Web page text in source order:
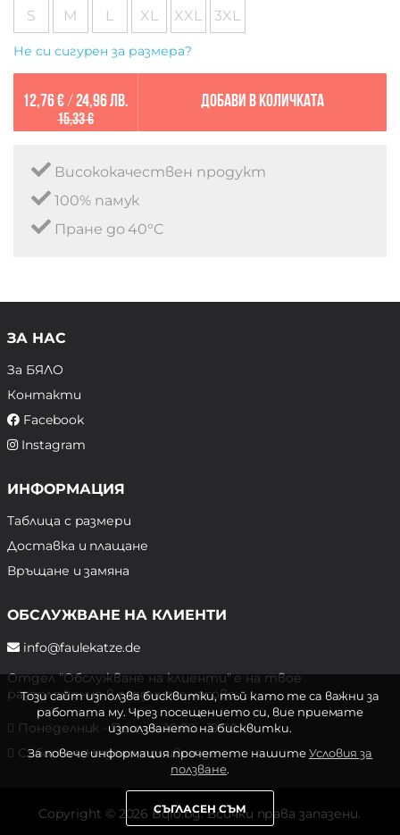
S M L XL XXL 3XL
Не си сигурен за размера?
12,76 €/ 24,96 лв.
15,33 €
Добави в количката
Висококачествен продукт
100% памук
Пране до 40°C
ЗА НАС
За БЯЛО
Контакти
Facebook
Instagram
ИНФОРМАЦИЯ
Таблица с размери
Доставка и плащане
Връщане и замяна
ОБСЛУЖВАНЕ НА КЛИЕНТИ
info@faulekatze.de
Отдел "Обслужване на клиенти" е на твое
разположение в следните часове:
Понеделник - Петък: 10:00 - 19:00 ч.
Събота и Неделя: почивен ден
Copyright © 2026 Bqlo.bg. Всички права запазени.
Този сайт използва бисквитки, тъй като те са важни за
работата му. Чрез посещението си, вие приемате
използването на бисквитки.
За повече информация прочетете нашитеУсловия за
ползване.
СЪГЛАСЕН СЪМ